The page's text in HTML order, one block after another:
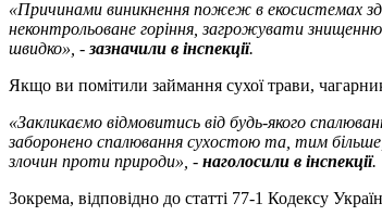
«Причинами виникнення пожеж в екосистемах
неконтрольоване горіння, загрожувати
швидко», - зазначили в інспекції.
Якщо ви помітили займання сухої трави,
​«Закликаємо відмовитись від будь-якого
заборонено спалювання сухостою та, тим
злочин проти природи», - наголосили в інспекції.
Зокрема, відповідно до статті 77-1 Кодексу